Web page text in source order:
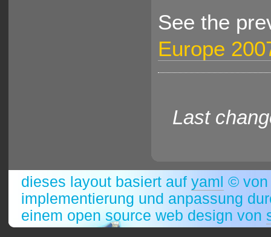
See the
Europe
Last
dieses layout basiert auf yaml ©
implementierung und anpassung
einem open source web design von